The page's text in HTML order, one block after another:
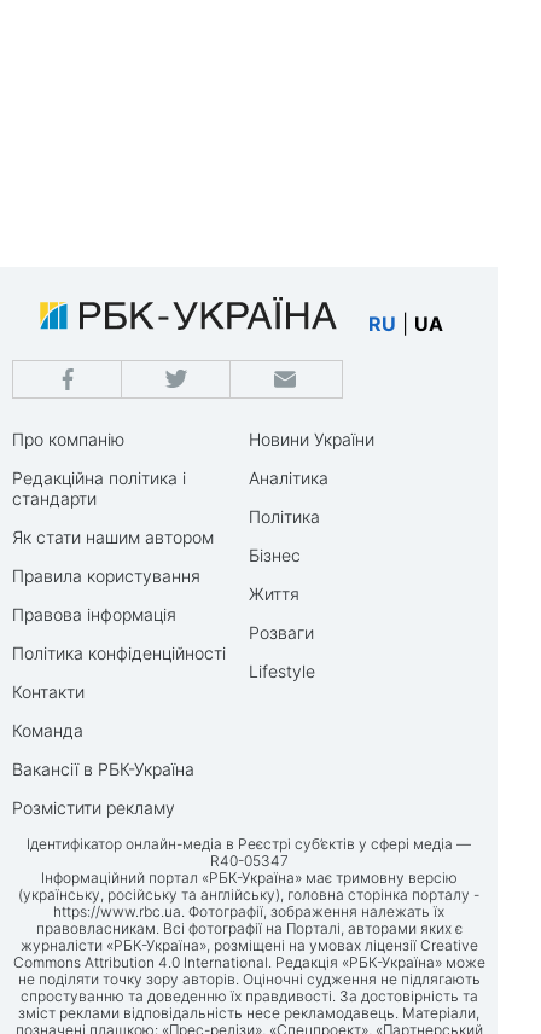
RU UA
Про компанію
Редакційна політика і
стандарти
Як стати нашим автором
Правила користування
Правова інформація
Політика конфіденційності
Контакти
Команда
Вакансії в РБК-Україна
Розмістити рекламу
Новини України
Аналітика
Політика
Бізнес
Життя
Розваги
Lifestyle
Ідентифікатор онлайн-медіа в Реєстрі суб’єктів у сфері медіа —
R40-05347
Інформаційний портал «РБК-Україна» має тримовну версію
(українську, російську та англійську), головна сторінка порталу -
https://www.rbc.ua. Фотографії, зображення належать їх
правовласникам. Всі фотографії на Порталі, авторами яких є
журналісти «РБК-Україна», розміщені на умовах ліцензії Creative
Commons Attribution 4.0 International. Редакція «РБК-Україна» може
не поділяти точку зору авторів. Оціночні судження не підлягають
спростуванню та доведенню їх правдивості. За достовірність та
зміст реклами відповідальність несе рекламодавець. Матеріали,
позначені плашкою: «Прес-релізи», «Спецпроект», «Партнерський